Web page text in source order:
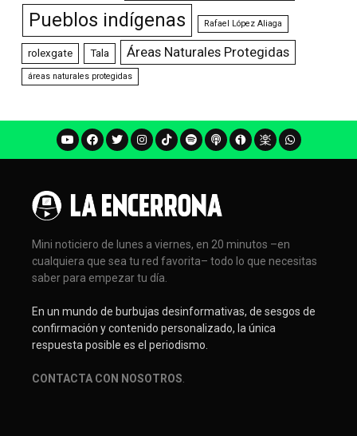
Pueblos indígenas Rafael López Aliaga
rolexgate Tala Áreas Naturales Protegidas
áreas naturales protegidas
Mini noticiero de lunes a viernes, en 20 minutos –en
cualquiera que sea tu red favorita– todo lo que necesitas
saber para empezar tu día.
En un mundo de burbujas desinformativas, de sesgos de
confirmación y contenido personalizado, la única
respuesta posible es el periodismo.
CONTACTA CON NOSOTROS